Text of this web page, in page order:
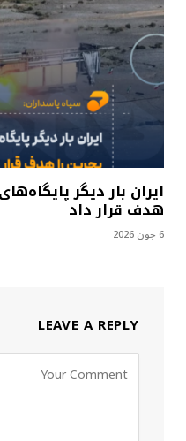
ایران بار دیگر
هدف قرار داد
6 جون 2026
LEAVE A REPLY